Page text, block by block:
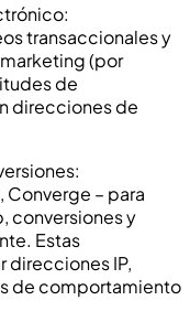
transaccionales y
(por
de
direcciones de
– para
conversiones y
Estas
direcciones IP,
de comportamiento